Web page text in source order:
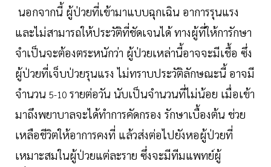
นอกจากนี้ ผู้ป่วยที่เข้ามาแบบฉุกเฉิน อาการรุนแรง
และไม่สามารถให้ประวัติที่ชัดเจนได้ ทางผู้ที่ให้การักษา
จำเป็นจะต้องตระหนักว่า ผู้ป่วยเหล่านี้อาจจะมีเชื้อ ซึ่ง
ผู้ป่วยที่เจ็บป่วยรุนแรง ไม่ทราบประวัติลักษณะนี้ อาจมี
จำนวน 5-10 รายต่อวัน นับเป็นจำนวนที่ไม่น้อย เมื่อเข้า
มาถึงพยาบาลจะได้ทำการคัดกรอง รักษาเบื้องต้น ช่วย
เหลือชีวิตให้อาการคงที่ แล้วส่งต่อไปยังหอผู้ป่วยที่
เหมาะสมในผู้ป่วยแต่ละราย ซึ่งจะมีทีมแพทย์ผู้